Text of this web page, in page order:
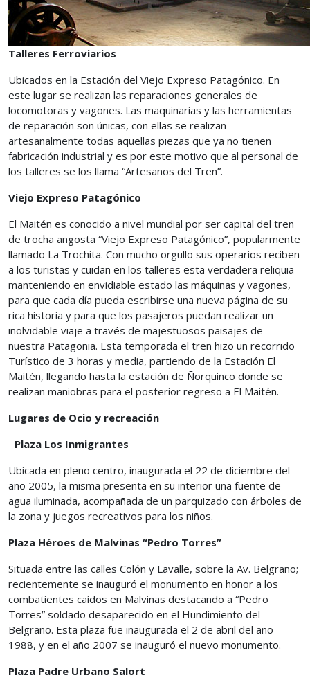
Talleres Ferroviarios
Ubicados en la Estación del Viejo Expreso Patagónico. En
este lugar se realizan las reparaciones generales de
locomotoras y vagones. Las maquinarias y las herramientas
de reparación son únicas, con ellas se realizan
artesanalmente todas aquellas piezas que ya no tienen
fabricación industrial y es por este motivo que al personal de
los talleres se los llama “Artesanos del Tren”.
Viejo Expreso Patagónico
El Maitén es conocido a nivel mundial por ser capital del tren
de trocha angosta “Viejo Expreso Patagónico”, popularmente
llamado La Trochita. Con mucho orgullo sus operarios reciben
a los turistas y cuidan en los talleres esta verdadera reliquia
manteniendo en envidiable estado las máquinas y vagones,
para que cada día pueda escribirse una nueva página de su
rica historia y para que los pasajeros puedan realizar un
inolvidable viaje a través de majestuosos paisajes de
nuestra Patagonia. Esta temporada el tren hizo un recorrido
Turístico de 3 horas y media, partiendo de la Estación El
Maitén, llegando hasta la estación de Ñorquinco donde se
realizan maniobras para el posterior regreso a El Maitén.
Lugares de Ocio y recreación
Plaza Los Inmigrantes
Ubicada en pleno centro, inaugurada el 22 de diciembre del
año 2005, la misma presenta en su interior una fuente de
agua iluminada, acompañada de un parquizado con árboles de
la zona y juegos recreativos para los niños.
Plaza Héroes de Malvinas “Pedro Torres”
Situada entre las calles Colón y Lavalle, sobre la Av. Belgrano;
recientemente se inauguró el monumento en honor a los
combatientes caídos en Malvinas destacando a “Pedro
Torres” soldado desaparecido en el Hundimiento del
Belgrano. Esta plaza fue inaugurada el 2 de abril del año
1988, y en el año 2007 se inauguró el nuevo monumento.
Plaza Padre Urbano Salort